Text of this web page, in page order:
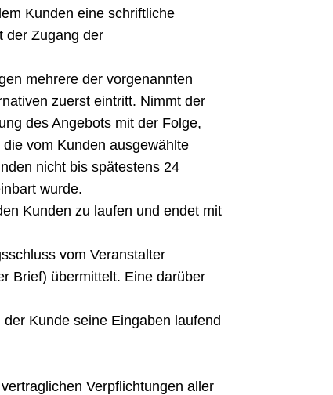
Kunden eine schriftliche
der Zugang der
mehrere der vorgenannten
zuerst eintritt. Nimmt der
des Angebots mit der Folge,
vom Kunden ausgewählte
nicht bis spätestens 24
wurde.
Kunden zu laufen und endet mit
vom Veranstalter
Brief) übermittelt. Eine darüber
Kunde seine Eingaben laufend
Verpflichtungen aller